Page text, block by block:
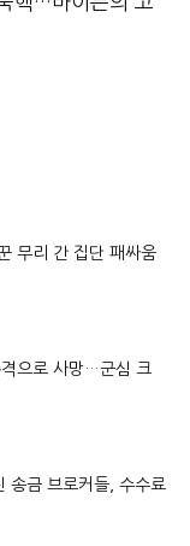
무리 간 집단 패싸움
으로 사망…군심 크
송금 브로커들, 수수료